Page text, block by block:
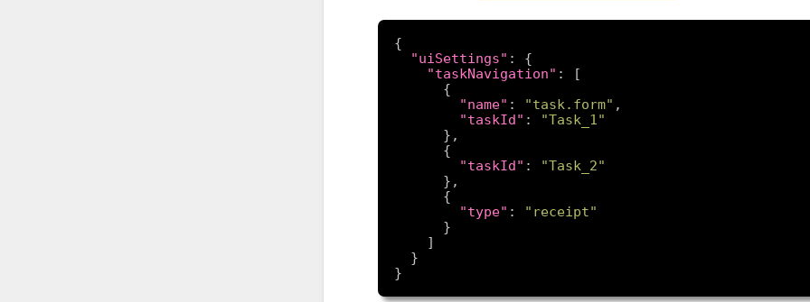
"uiSettings"
"taskNavigation"
"name" : "task.form"
"taskId" :
"Task_1"
"taskId" :
"Task_2"
"type" :
"receipt"